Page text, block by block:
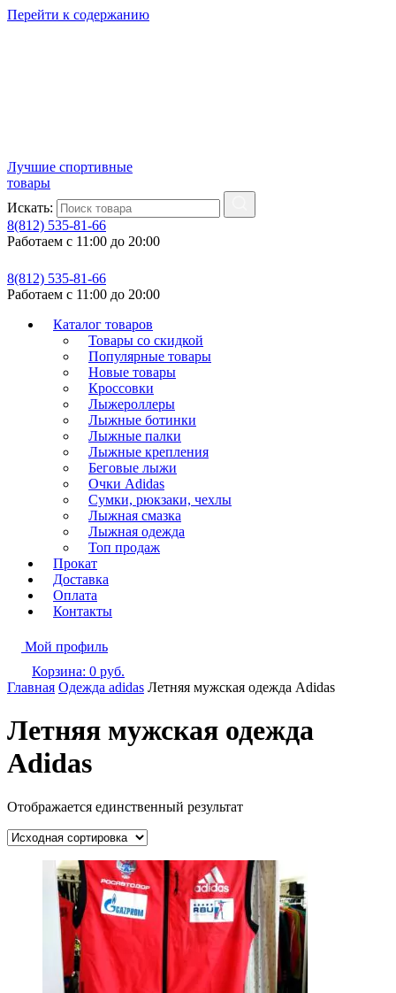
Перейти к содержанию
Лучшие спортивные
товары
Искать:
8(812) 535-81-66
Работаем с 11:00 до 20:00
8(812) 535-81-66
Работаем с 11:00 до 20:00
Каталог товаров
Товары со скидкой
Популярные товары
Новые товары
Кроссовки
Лыжероллеры
Лыжные ботинки
Лыжные палки
Лыжные крепления
Беговые лыжи
Очки Adidas
Сумки, рюкзаки, чехлы
Лыжная смазка
Лыжная одежда
Топ продаж
Прокат
Доставка
Оплата
Контакты
Мой профиль
Корзина: 0 руб.
Главная Одежда adidas Летняя мужская одежда Adidas
Летняя мужская одежда
Adidas
Отображается единственный результат